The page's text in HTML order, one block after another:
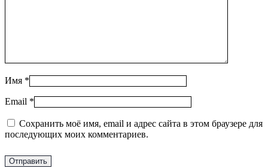
Имя *
Email *
Сохранить моё имя, email и адрес сайта в этом браузере для
последующих моих комментариев.